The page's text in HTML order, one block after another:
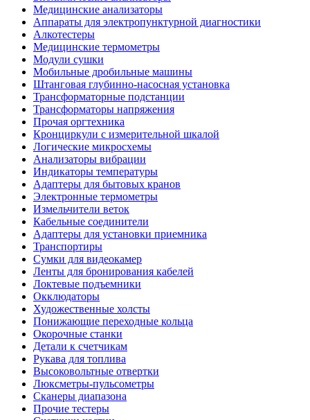
Медицинские анализаторы
Аппараты для электропунктурной диагностики
Алкотестеры
Медицинские термометры
Модули сушки
Мобильные дробильные машины
Штанговая глубинно-насосная установка
Трансформаторные подстанции
Трансформаторы напряжения
Прочая оргтехника
Кронциркули с измерительной шкалой
Логические микросхемы
Анализаторы вибрации
Индикаторы температуры
Адаптеры для бытовых кранов
Электронные термометры
Измельчители веток
Кабельные соединители
Адаптеры для установки приемника
Транспортиры
Сумки для видеокамер
Ленты для бронирования кабелей
Локтевые подъемники
Окклюдаторы
Художественные холсты
Понижающие переходные кольца
Окорочные станки
Детали к счетчикам
Рукава для топлива
Высоковольтные отвертки
Люксметры-пульсометры
Сканеры диапазона
Прочие тестеры